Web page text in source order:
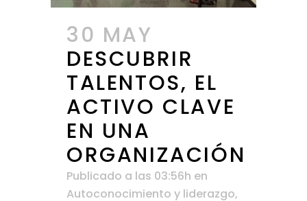
30 MAY
DESCUBRIR
TALENTOS, EL
ACTIVO CLAVE
EN UNA
ORGANIZACIÓN
Publicado a las 03:56h en
Autoconocimiento y liderazgo,